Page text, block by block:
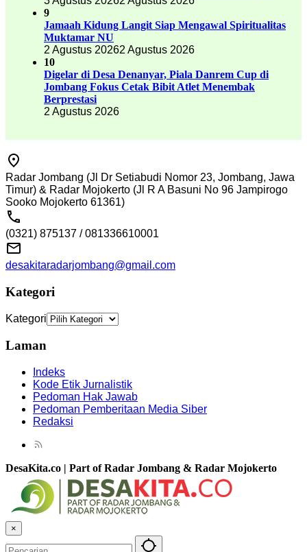
9
Jamaah Kidung Langit Siap Mengawal Spiritualitas
Muktamar NU
2 Agustus 20262 Agustus 2026
10
Digelar di Desa Denanyar, Piala Danrem Cup di
Jombang Fokus Cetak Bibit Atlet Menembak
Berprestasi
2 Agustus 2026
Radar Jombang (Jl Dr Setiabudi Nomor 23, Jombang, Jawa
Timur) & Radar Mojokerto (Jl R A Basuni No 96 Jampirogo
Sooko Mojokerto 61361)
(0321) 875137 / 081336610001
desakitaradarjombang@gmail.com
Kategori
Kategori
Laman
Indeks
Kode Etik Jurnalistik
Pedoman Hak Jawab
Pedoman Pemberitaan Media Siber
Redaksi
DesaKita.co | Part of Radar Jombang & Radar Mojokerto
×